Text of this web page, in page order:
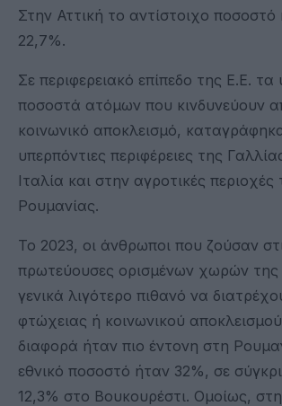
Στην Αττική το αντίστοιχο
22,7%.
Σε περιφερειακό επίπεδο της Ε.Ε.
ποσοστά ατόμων που κινδυνεύουν
κοινωνικό αποκλεισμό,
υπερπόντιες περιφέρειες της
Ιταλία και στην αγροτικές περιοχές
Ρουμανίας.
Το 2023, οι άνθρωποι που ζούσαν
πρωτεύουσες ορισμένων χωρών
γενικά λιγότερο πιθανό να
φτώχειας ή κοινωνικού
διαφορά ήταν πιο έντονη στη
εθνικό ποσοστό ήταν 32%, σε
12,3% στο Βουκουρέστι. Ομοίως,